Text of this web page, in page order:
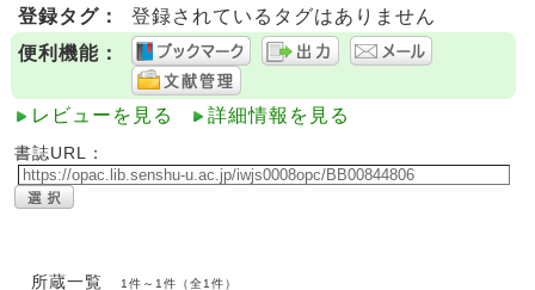
登録タグ：
登録されているタグはありません
便利機能：
レビューを見る 詳細情報を見る
書誌URL：
所蔵一覧 1件～1件（全1件）